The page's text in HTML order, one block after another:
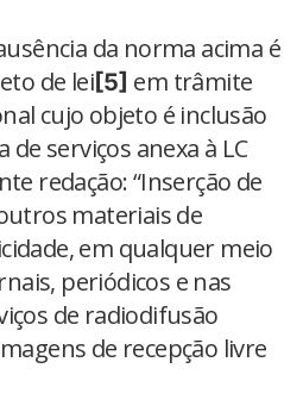
da norma acima é
de lei [5] em trâmite
cujo objeto é inclusão
serviços anexa à LC
redação: “Inserção de
materiais de
em qualquer meio
periódicos e nas
de radiodifusão
de recepção livre